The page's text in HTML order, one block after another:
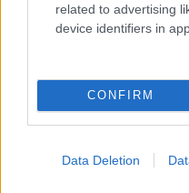
related to advertising
device identifiers in
CONFIRM
Data Deletion